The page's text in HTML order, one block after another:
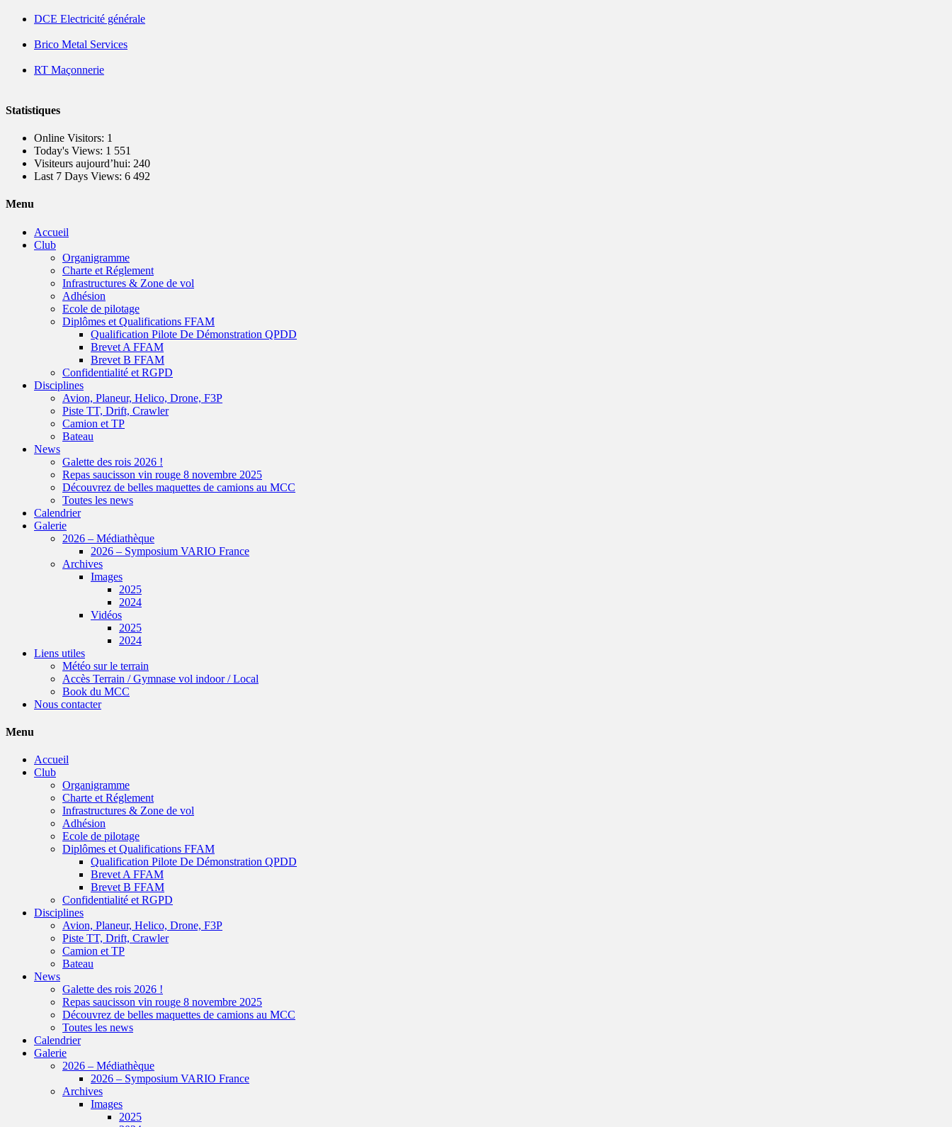
DCE Electricité générale
Brico Metal Services
RT Maçonnerie
Statistiques
Online Visitors: 1
Today's Views: 1 551
Visiteurs aujourd’hui: 240
Last 7 Days Views: 6 492
Menu
Accueil
Club
Organigramme
Charte et Réglement
Infrastructures & Zone de vol
Adhésion
Ecole de pilotage
Diplômes et Qualifications FFAM
Qualification Pilote De Démonstration QPDD
Brevet A FFAM
Brevet B FFAM
Confidentialité et RGPD
Disciplines
Avion, Planeur, Helico, Drone, F3P
Piste TT, Drift, Crawler
Camion et TP
Bateau
News
Galette des rois 2026 !
Repas saucisson vin rouge 8 novembre 2025
Découvrez de belles maquettes de camions au MCC
Toutes les news
Calendrier
Galerie
2026 – Médiathèque
2026 – Symposium VARIO France
Archives
Images
2025
2024
Vidéos
2025
2024
Liens utiles
Météo sur le terrain
Accès Terrain / Gymnase vol indoor / Local
Book du MCC
Nous contacter
Menu
Accueil
Club
Organigramme
Charte et Réglement
Infrastructures & Zone de vol
Adhésion
Ecole de pilotage
Diplômes et Qualifications FFAM
Qualification Pilote De Démonstration QPDD
Brevet A FFAM
Brevet B FFAM
Confidentialité et RGPD
Disciplines
Avion, Planeur, Helico, Drone, F3P
Piste TT, Drift, Crawler
Camion et TP
Bateau
News
Galette des rois 2026 !
Repas saucisson vin rouge 8 novembre 2025
Découvrez de belles maquettes de camions au MCC
Toutes les news
Calendrier
Galerie
2026 – Médiathèque
2026 – Symposium VARIO France
Archives
Images
2025